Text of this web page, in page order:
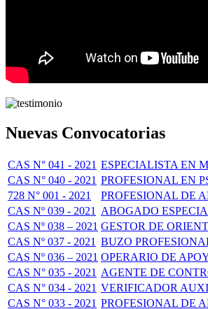
Nuevas Convocatorias
CAS N° 041 - 2021 ESPECIALISTA EN
CAS N° 040 - 2021 PROFESIONAL EN
728 N° 001 - 2021
PROFESIONAL DE
CAS Nº 039 - 2021
ABOGADO
CAS Nº 038 – 2021 GESTOR DE
CAS Nº 037 - 2021 BUZO
CAS Nº 036 – 2021 OPERARIO DE
CAS N° 035 - 2021 AGENTE DE
CAS N° 034 - 2021 VERIFICADOR
CAS N° 033 - 2021 PROFESIONAL DE